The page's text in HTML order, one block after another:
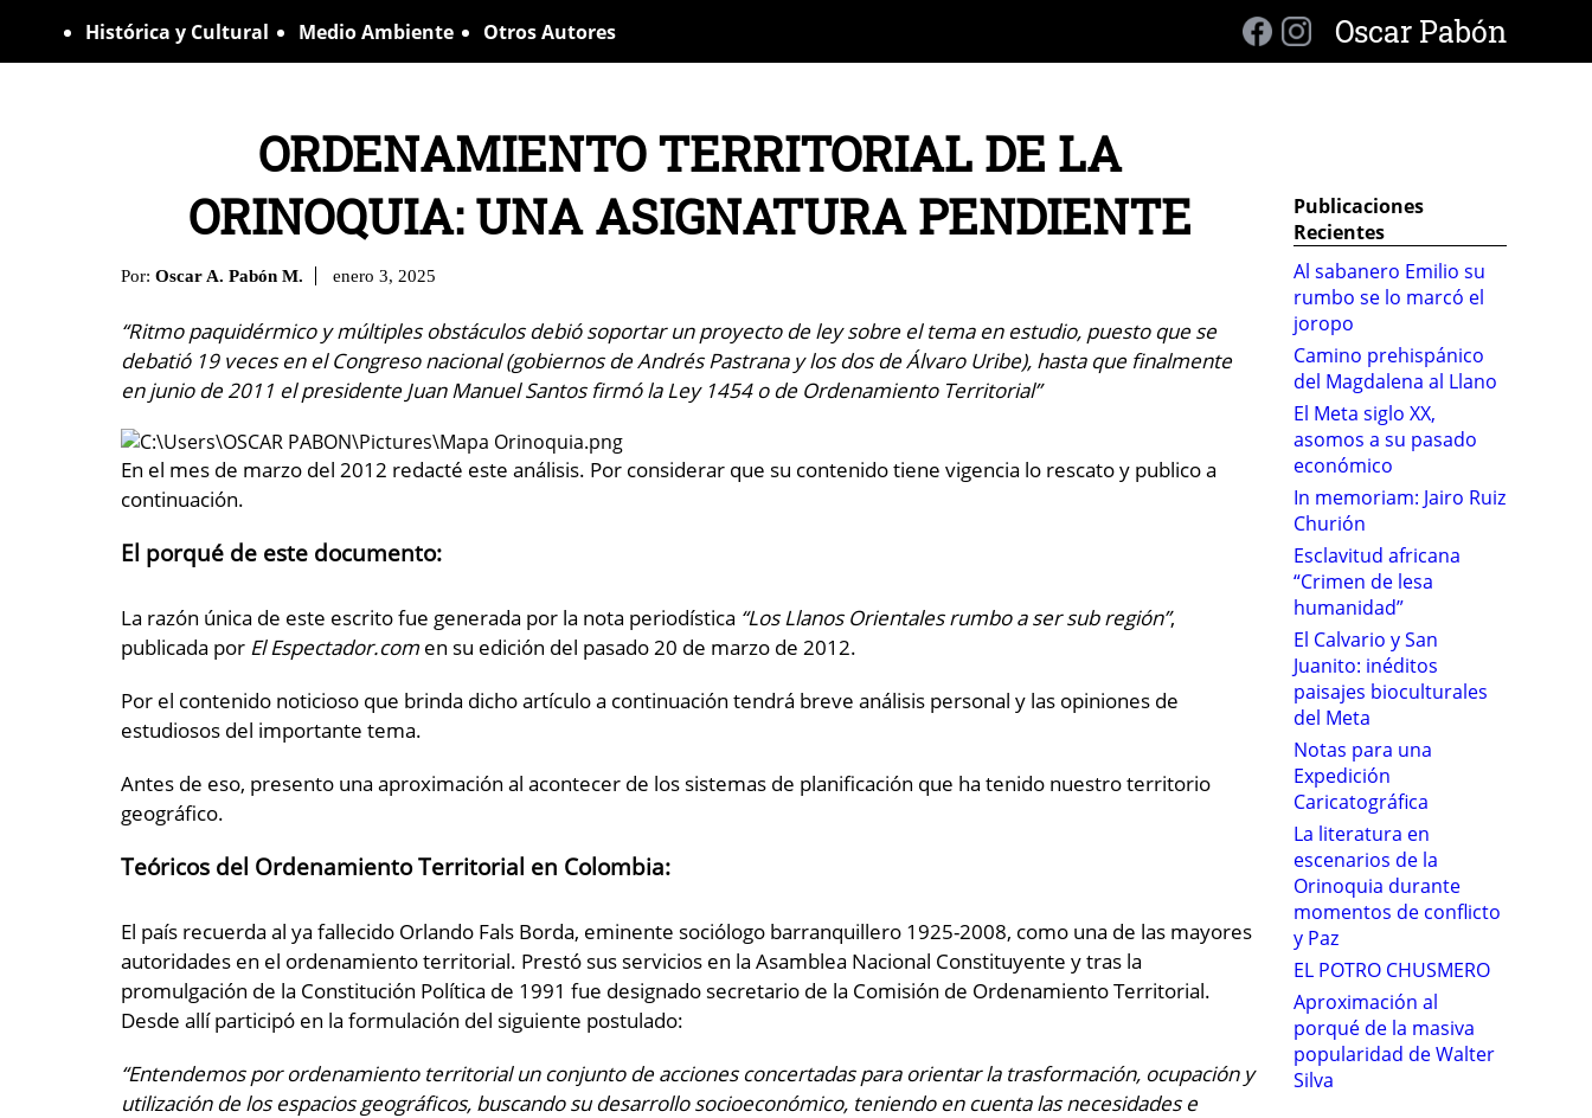
Histórica y Cultural Medio Ambiente Otros Autores Oscar Pabón
ORDENAMIENTO TERRITORIAL DE LA
ORINOQUIA: UNA ASIGNATURA PENDIENTE
Por: Oscar A. Pabón M. enero 3, 2025
“Ritmo paquidérmico y múltiples obstáculos debió soportar un proyecto de ley sobre el tema en estudio, puesto que se
debatió 19 veces en el Congreso nacional (gobiernos de Andrés Pastrana y los dos de Álvaro Uribe), hasta que finalmente
en junio de 2011 el presidente Juan Manuel Santos firmó la Ley 1454 o de Ordenamiento Territorial”
En el mes de marzo del 2012 redacté este análisis. Por considerar que su contenido tiene vigencia lo rescato y publico a
continuación.
El porqué de este documento:
La razón única de este escrito fue generada por la nota periodística “Los Llanos Orientales rumbo a ser sub región”,
publicada por El Espectador.com en su edición del pasado 20 de marzo de 2012.
Por el contenido noticioso que brinda dicho artículo a continuación tendrá breve análisis personal y las opiniones de
estudiosos del importante tema.
Antes de eso, presento una aproximación al acontecer de los sistemas de planificación que ha tenido nuestro territorio
geográfico.
Teóricos del Ordenamiento Territorial en Colombia:
El país recuerda al ya fallecido Orlando Fals Borda, eminente sociólogo barranquillero 1925-2008, como una de las mayores
autoridades en el ordenamiento territorial. Prestó sus servicios en la Asamblea Nacional Constituyente y tras la
promulgación de la Constitución Política de 1991 fue designado secretario de la Comisión de Ordenamiento Territorial.
Desde allí participó en la formulación del siguiente postulado:
“Entendemos por ordenamiento territorial un conjunto de acciones concertadas para orientar la trasformación, ocupación y
utilización de los espacios geográficos, buscando su desarrollo socioeconómico, teniendo en cuenta las necesidades e
Publicaciones
Recientes
Al sabanero Emilio su
rumbo se lo marcó el
joropo
Camino prehispánico
del Magdalena al Llano
El Meta siglo XX,
asomos a su pasado
económico
In memoriam: Jairo Ruiz
Churión
Esclavitud africana
“Crimen de lesa
humanidad”
El Calvario y San
Juanito: inéditos
paisajes bioculturales
del Meta
Notas para una
Expedición
Caricatográfica
La literatura en
escenarios de la
Orinoquia durante
momentos de conflicto
y Paz
EL POTRO CHUSMERO
Aproximación al
porqué de la masiva
popularidad de Walter
Silva